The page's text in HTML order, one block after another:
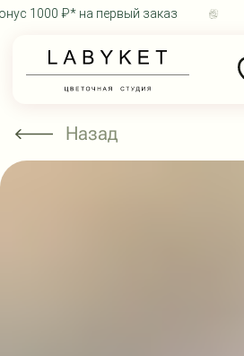
1000 ₽* на первый заказ
Назад